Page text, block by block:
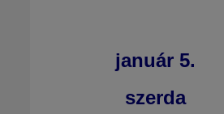
január 5.
szerda